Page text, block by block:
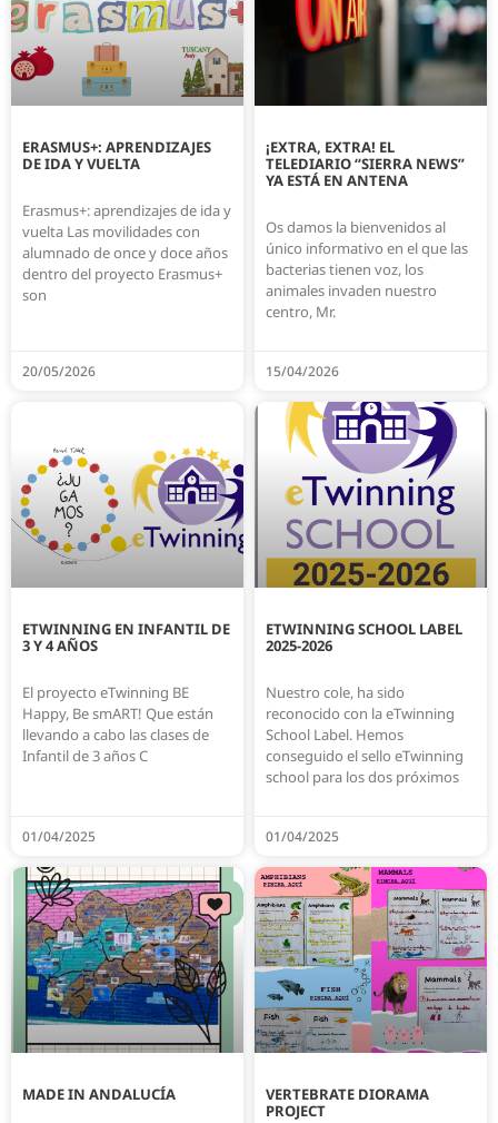
ERASMUS+: APRENDIZAJES
DE IDA Y VUELTA
Erasmus+: aprendizajes de ida y
vuelta Las movilidades con
alumnado de once y doce años
dentro del proyecto Erasmus+
son
20/05/2026
¡EXTRA, EXTRA! EL
TELEDIARIO “SIERRA NEWS”
YA ESTÁ EN ANTENA
Os damos la bienvenidos al
único informativo en el que las
bacterias tienen voz, los
animales invaden nuestro
centro, Mr.
15/04/2026
ETWINNING EN INFANTIL DE
3 Y 4 AÑOS
El proyecto eTwinning BE
Happy, Be smART! Que están
llevando a cabo las clases de
Infantil de 3 años C
01/04/2025
ETWINNING SCHOOL LABEL
2025-2026
Nuestro cole, ha sido
reconocido con la eTwinning
School Label. Hemos
conseguido el sello eTwinning
school para los dos próximos
01/04/2025
MADE IN ANDALUCÍA
VERTEBRATE DIORAMA
PROJECT